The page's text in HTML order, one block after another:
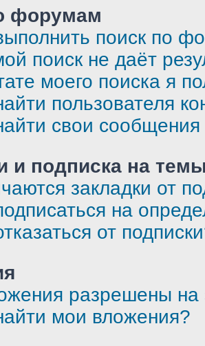
форумам
поиск по
поиск не даёт
моего поиска я
пользователя
свои
и подписка на
закладки от
на
от
разрешены
мои вложения?